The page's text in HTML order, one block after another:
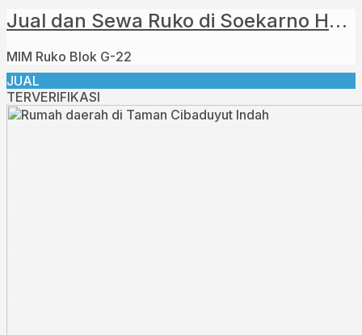
Jual dan Sewa Ruko di Soekarno Hatta MIM
MIM Ruko Blok G-22
JUAL
TERVERIFIKASI